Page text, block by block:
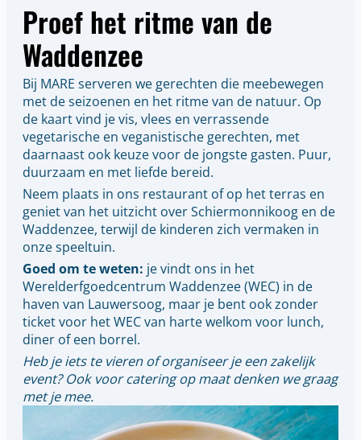
Proef het ritme van de
Waddenzee
Bij MARE serveren we gerechten die meebewegen
met de seizoenen en het ritme van de natuur. Op
de kaart vind je vis, vlees en verrassende
vegetarische en veganistische gerechten, met
daarnaast ook keuze voor de jongste gasten. Puur,
duurzaam en met liefde bereid.
Neem plaats in ons restaurant of op het terras en
geniet van het uitzicht over Schiermonnikoog en de
Waddenzee, terwijl de kinderen zich vermaken in
onze speeltuin.
Goed om te weten: je vindt ons in het
Werelderfgoedcentrum Waddenzee (WEC) in de
haven van Lauwersoog, maar je bent ook zonder
ticket voor het WEC van harte welkom voor lunch,
diner of een borrel.
Heb je iets te vieren of organiseer je een zakelijk
event? Ook voor catering op maat denken we graag
met je mee.